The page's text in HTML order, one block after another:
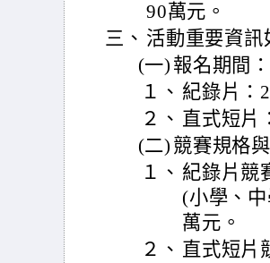
90萬元。
三、 活動重要資訊
(一) 報名期間：
１、 紀錄片：
２、 直式短片
(二) 競賽規格
１、 紀錄片競
(小學、
萬元。
２、 直式短片